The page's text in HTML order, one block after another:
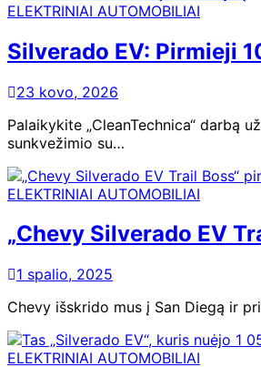
ELEKTRINIAI AUTOMOBILIAI
Silverado EV: Pirmieji
23 kovo, 2026
Palaikykite „CleanTechnica“ darbą
sunkvežimio su…
ELEKTRINIAI AUTOMOBILIAI
„Chevy Silverado EV
1 spalio, 2025
Chevy išskrido mus į San Diegą ir
ELEKTRINIAI AUTOMOBILIAI